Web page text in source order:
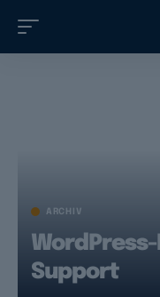
ARCHIV
Support